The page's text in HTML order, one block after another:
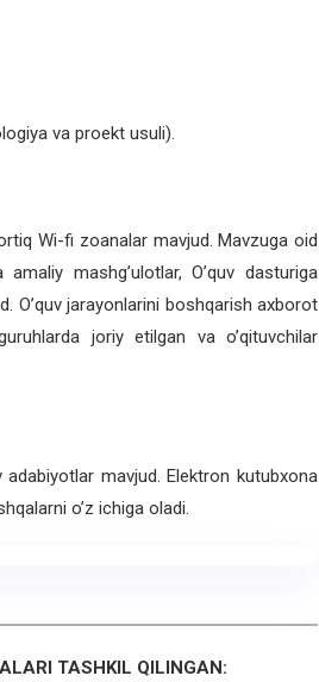
va proekt usuli).
Wi-fi zoanalar mavjud. Mavzuga oid
mashg’ulotlar, O’quv dasturiga
O’quv jarayonlarini boshqarish axborot
joriy etilgan va o’qituvchilar
mavjud. Elektron kutubxona
o’z ichiga oladi.
TASHKIL QILINGAN: